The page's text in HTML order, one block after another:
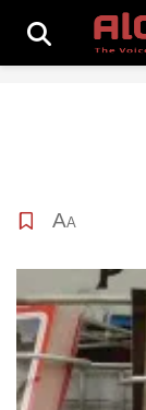
A
A